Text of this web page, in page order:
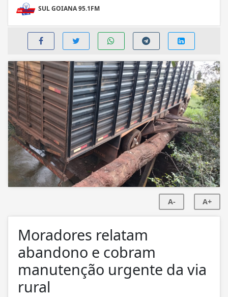
SUL GOIANA 95.1FM
A- A+
Moradores relatam
abandono e cobram
manutenção urgente da via
rural